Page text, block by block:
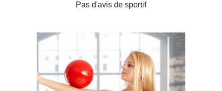
Pas d'avis de sportif